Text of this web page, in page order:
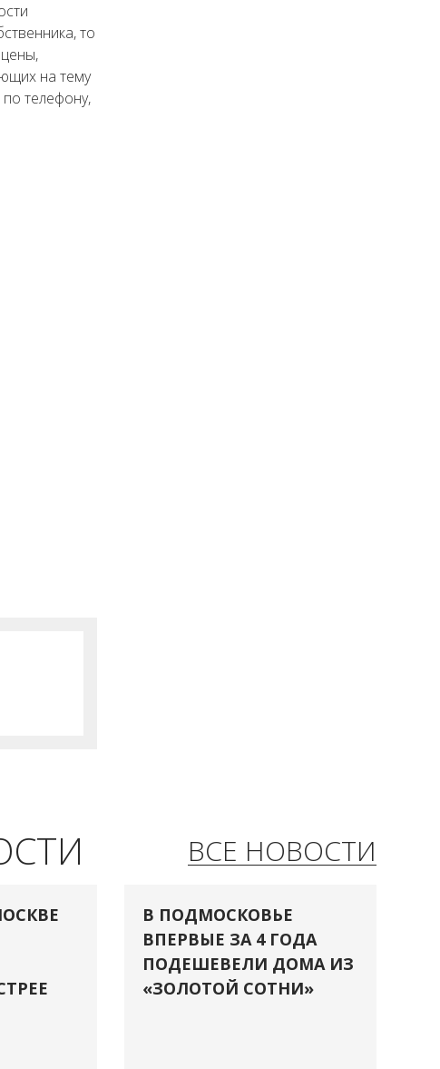
то
на тему
телефону,
ВСЕ НОВОСТИ
В ПОДМОСКОВЬЕ
ВПЕРВЫЕ ЗА 4 ГОДА
ПОДЕШЕВЕЛИ ДОМА ИЗ
«ЗОЛОТОЙ СОТНИ»